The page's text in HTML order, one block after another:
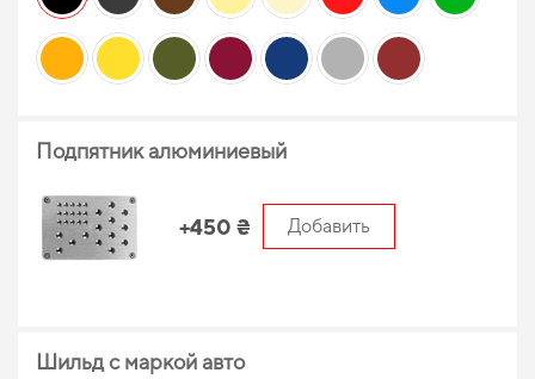
Подпятник алюминиевый
+450 ₴ Добавить
Шильд с маркой авто